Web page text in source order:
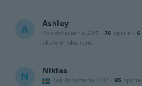
A Ashley
Rok dołączenia 2017 · 76 opinie · 6
około 6 roku temu
N Niklas
Rok dołączenia 2017 · 95 opinie